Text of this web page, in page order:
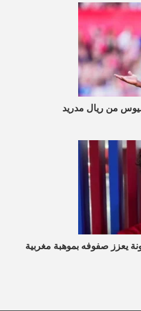
من ريال مدريد
يعزز صفوفه بموهبة مغربية